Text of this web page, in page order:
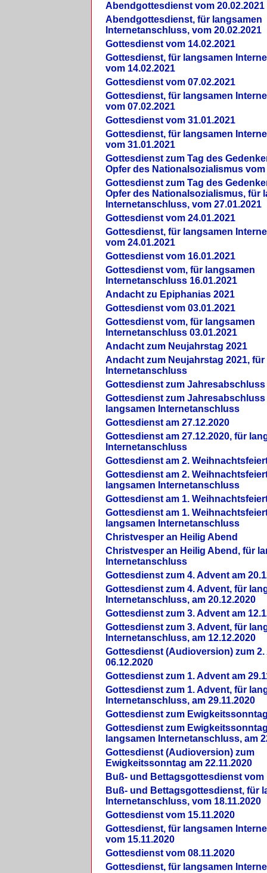
Abendgottesdienst vom 20.02.2021
Abendgottesdienst, für langsamen
Internetanschluss, vom 20.02.2021
Gottesdienst vom 14.02.2021
Gottesdienst, für langsamen
vom 14.02.2021
Gottesdienst vom 07.02.2021
Gottesdienst, für langsamen
vom 07.02.2021
Gottesdienst vom 31.01.2021
Gottesdienst, für langsamen
vom 31.01.2021
Gottesdienst zum Tag des
Opfer des Nationalsozialismus vom
Gottesdienst zum Tag des
Opfer des Nationalsozialismus, für
Internetanschluss, vom 27.01.2021
Gottesdienst vom 24.01.2021
Gottesdienst, für langsamen
vom 24.01.2021
Gottesdienst vom 16.01.2021
Gottesdienst vom, für langsamen
Internetanschluss 16.01.2021
Andacht zu Epiphanias 2021
Gottesdienst vom 03.01.2021
Gottesdienst vom, für langsamen
Internetanschluss 03.01.2021
Andacht zum Neujahrstag 2021
Andacht zum Neujahrstag 2021,
Internetanschluss
Gottesdienst zum Jahresabschluss
Gottesdienst zum Jahresabschluss
langsamen Internetanschluss
Gottesdienst am 27.12.2020
Gottesdienst am 27.12.2020, für
Internetanschluss
Gottesdienst am 2.
Gottesdienst am 2.
langsamen Internetanschluss
Gottesdienst am 1.
Gottesdienst am 1.
langsamen Internetanschluss
Christvesper an Heilig Abend
Christvesper an Heilig Abend, für
Internetanschluss
Gottesdienst zum 4. Advent am
Gottesdienst zum 4. Advent, für
Internetanschluss, am 20.12.2020
Gottesdienst zum 3. Advent am
Gottesdienst zum 3. Advent, für
Internetanschluss, am 12.12.2020
Gottesdienst (Audioversion) zum 2.
06.12.2020
Gottesdienst zum 1. Advent am
Gottesdienst zum 1. Advent, für
Internetanschluss, am 29.11.2020
Gottesdienst zum
Gottesdienst zum
langsamen Internetanschluss, am
Gottesdienst (Audioversion) zum
Ewigkeitssonntag am 22.11.2020
Buß- und Bettagsgottesdienst vom
Buß- und Bettagsgottesdienst, für
Internetanschluss, vom 18.11.2020
Gottesdienst vom 15.11.2020
Gottesdienst, für langsamen
vom 15.11.2020
Gottesdienst vom 08.11.2020
Gottesdienst, für langsamen